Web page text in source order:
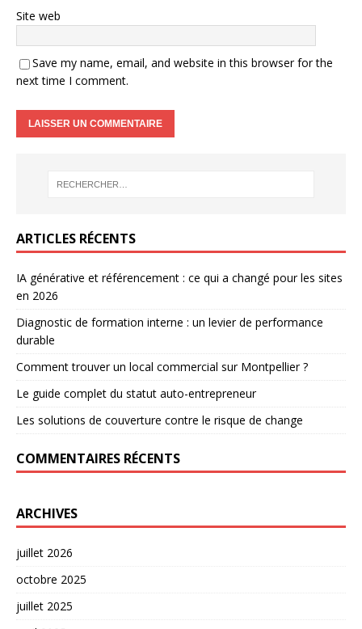
Site web
Save my name, email, and website in this browser for the
next time I comment.
ARTICLES RÉCENTS
IA générative et référencement : ce qui a changé pour les sites
en 2026
Diagnostic de formation interne : un levier de performance
durable
Comment trouver un local commercial sur Montpellier ?
Le guide complet du statut auto-entrepreneur
Les solutions de couverture contre le risque de change
COMMENTAIRES RÉCENTS
ARCHIVES
juillet 2026
octobre 2025
juillet 2025